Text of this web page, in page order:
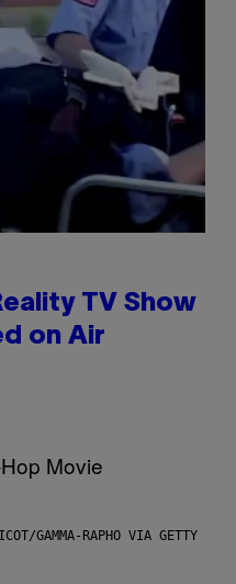
TV Show
on Air
GAMMA-RAPHO VIA GETTY